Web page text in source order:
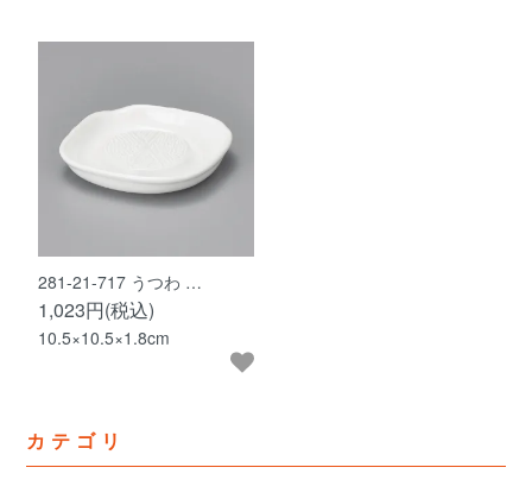
281-21-717 うつわ …
1,023円(税込)
10.5×10.5×1.8cm
カテゴリ